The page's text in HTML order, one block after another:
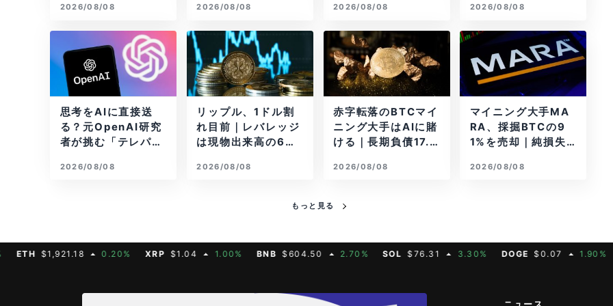
はAIに賭ける
2026/08/08
後退
2026/08/08 2026/08/08 2026/08/08
思考をAIに直接送
る？元OpenAI研究
者が挑む「テレパシ
2026/08/08
リップル、1ドル割
れ目前｜レバレッジ
は現物出来高の6倍
2026/08/08
赤字転落のBTCマイ
ニング大手はAIに賭
ける｜長期負債17.8
2026/08/08
マイニング大手MA
RA、採掘BTCの9
1%を売却｜純損失6
2026/08/08
もっと見る
$1,921.18 0.20% XRP $1.04 1.00% BNB $604.50 2.70% SOL $76.31 3.30% DOGE $0.07 1.90%